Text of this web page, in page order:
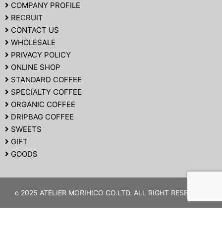
COMPANY PROFILE
RECRUIT
CONTACT US
WHOLESALE
PRIVACY POLICY
ONLINE SHOP
STANDARD COFFEE
SPECIALTY COFFEE
ORGANIC COFFEE
DRIPBAG COFFEE
SWEETS
GIFT
GOODS
c 2025 ATELIER MORIHICO CO.LTD. ALL RIGHT RESERVED.